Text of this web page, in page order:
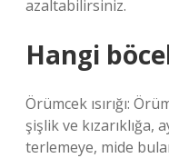
azaltabilirsiniz.
Hangi
Örümcek ısırığı:
şişlik ve kızarıklığa,
terlemeye, mide